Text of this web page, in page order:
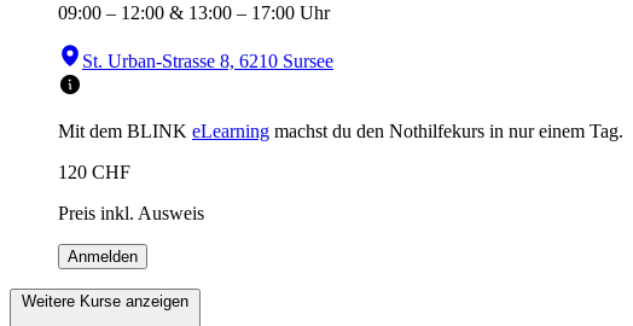
09:00 – 12:00 & 13:00 – 17:00 Uhr
St. Urban-Strasse 8, 6210 Sursee
Mit dem BLINK eLearning machst du den Nothilfekurs in nur einem Tag.
120 CHF
Preis inkl. Ausweis
Anmelden
Weitere Kurse anzeigen